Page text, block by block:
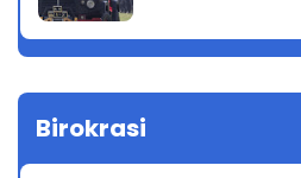
Birokrasi